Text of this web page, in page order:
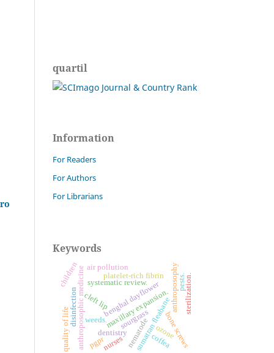
quartil
Information
For Readers
For Authors
For Librarians
Keywords
benghal dayflower
sourgrasssumatran fleabane
weeds.
anthroposophy
anthroposophic medicine dentistry
systematic review.
bone screws
cleft lipmaxillary expansion.
ozone
platelet-rich fibrin
coffea
nematode
pests.
disinfection sterilization.
nurses
air pollution
children
quality of life pgpr